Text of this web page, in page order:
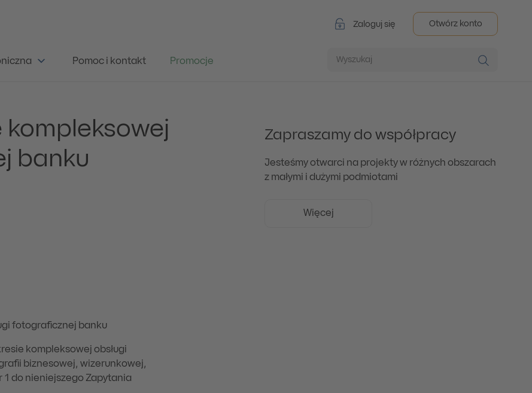
Pomoc i kontakt Promocje
Zaloguj się Otwórz konto
Wyszukaj
banku
fotograficznej banku
kompleksowej obsługi
biznesowej, wizerunkowej,
1 do nieniejszego Zapytania
Zapraszamy do współpracy
Jesteśmy otwarci na projekty w różnych obszarach
z małymi i dużymi podmiotami
Więcej